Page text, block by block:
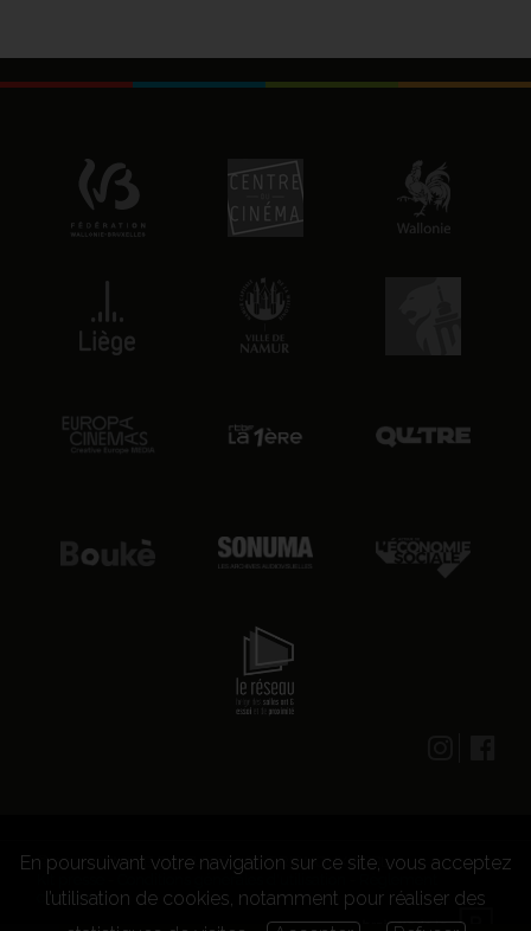
© 2026 CENTRE CULTUREL LES GRIGNOUX ASBL -
Kit presse
Conditions générales d'utilisation
concours
En poursuivant votre navigation sur ce site, vous acceptez
l’utilisation de cookies, notamment pour réaliser des